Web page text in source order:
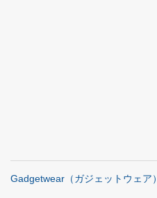
Gadgetwear（ガジェットウェア）